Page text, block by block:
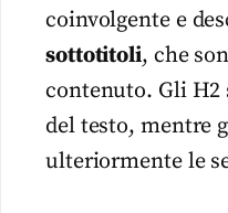
coinvolgente e
sottotitoli, che
contenuto. Gli
del testo, mentre
ulteriormente le